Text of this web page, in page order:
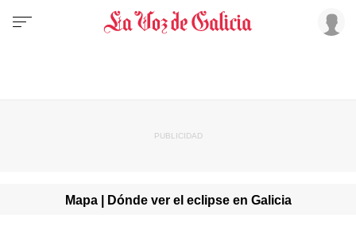
Mapa | Dónde ver el eclipse en Galicia